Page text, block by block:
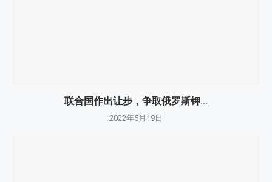
联合国作出让步，争取俄罗斯钾...
2022年5月19日